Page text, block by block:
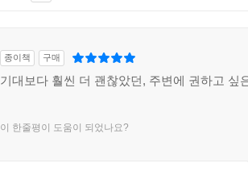
종이책 구매
기대보다 훨씬 더 괜찮았던, 주변에 권하고 싶
이 한줄평이 도움이 되었나요?